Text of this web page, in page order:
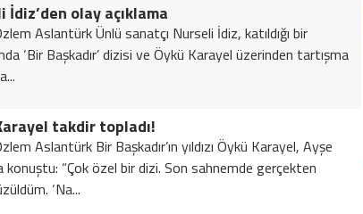
İdiz’den olay açıklama
Aslantürk Ünlü sanatçı Nurseli İdiz, katıldığı bir
‘Bir Başkadır’ dizisi ve Öykü Karayel üzerinden tartışma
takdir topladı!
Aslantürk Bir Başkadır’ın yıldızı Öykü Karayel, Ayşe
konuştu: “Çok özel bir dizi. Son sahnemde gerçekten
‘Na...